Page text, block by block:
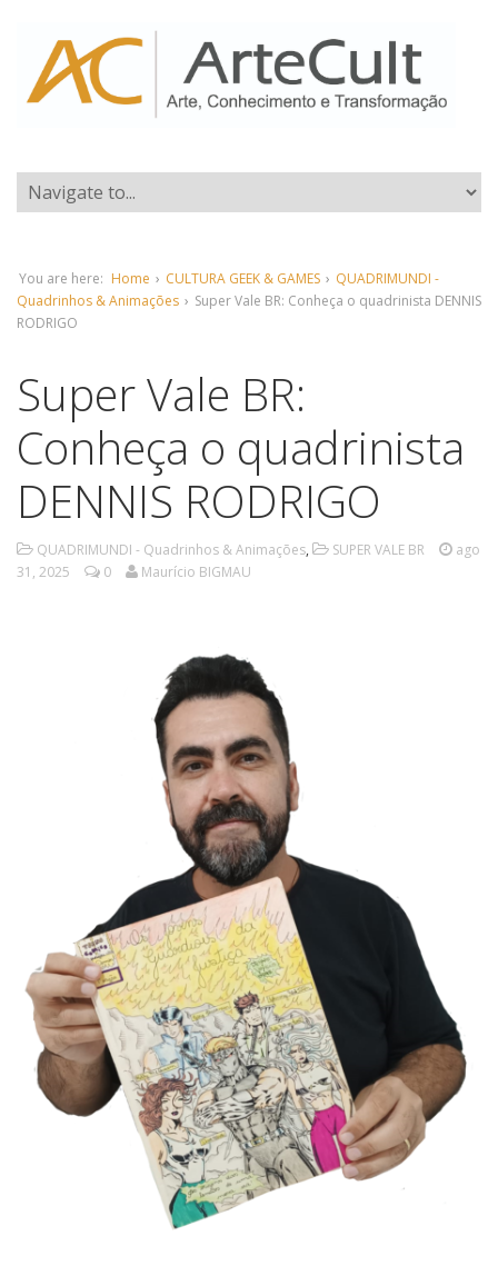
You are here: Home › CULTURA GEEK & GAMES › QUADRIMUNDI -
Quadrinhos & Animações › Super Vale BR: Conheça o quadrinista DENNIS
RODRIGO
Super Vale BR:
Conheça o quadrinista
DENNIS RODRIGO
QUADRIMUNDI - Quadrinhos & Animações, SUPER VALE BR
ago
31, 2025
0 Maurício BIGMAU